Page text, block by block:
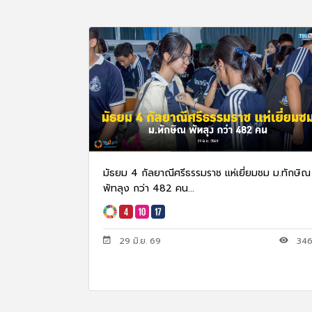
มัธยม 4 กัลยาณีศรีธรรมราช แห่เยี่ยมชม ม.ทักษิณ
พัทลุง กว่า 482 คน...
29 มิ.ย. 69